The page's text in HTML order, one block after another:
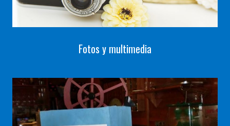
Fotos y multimedia